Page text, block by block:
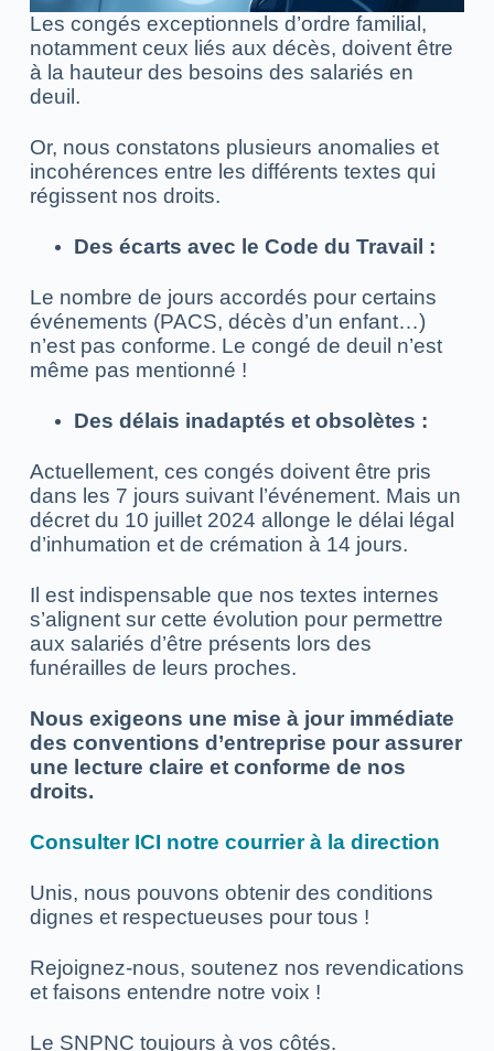
Les congés exceptionnels d’ordre familial,
notamment ceux liés aux décès, doivent être
à la hauteur des besoins des salariés en
deuil.
Or, nous constatons plusieurs anomalies et
incohérences entre les différents textes qui
régissent nos droits.
Des écarts avec le Code du Travail :
Le nombre de jours accordés pour certains
événements (PACS, décès d’un enfant…)
n’est pas conforme. Le congé de deuil n’est
même pas mentionné !
Des délais inadaptés et obsolètes :
Actuellement, ces congés doivent être pris
dans les 7 jours suivant l’événement. Mais un
décret du 10 juillet 2024 allonge le délai légal
d’inhumation et de crémation à 14 jours.
Il est indispensable que nos textes internes
s’alignent sur cette évolution pour permettre
aux salariés d’être présents lors des
funérailles de leurs proches.
Nous exigeons une mise à jour immédiate
des conventions d’entreprise pour assurer
une lecture claire et conforme de nos
droits.
Consulter ICI notre courrier à la direction
Unis, nous pouvons obtenir des conditions
dignes et respectueuses pour tous !
Rejoignez-nous, soutenez nos revendications
et faisons entendre notre voix !
Le SNPNC toujours à vos côtés.